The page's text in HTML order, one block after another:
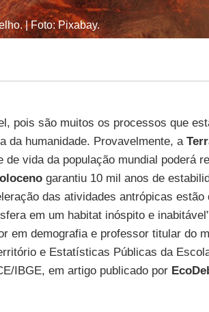
| Foto: Pixabay.
pois são muitos os processos que
da humanidade. Provavelmente, a
de vida da população mundial poderá
garantiu 10 mil anos de
das atividades antrópicas estão
em um habitat inóspito e
em demografia e professor titular do
e Estatísticas Públicas da
IBGE, em artigo publicado por